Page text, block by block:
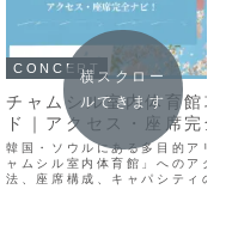
CONCERT
チャムシル室内体育館
ド｜アクセス・座席完
韓国・ソウルにある多目的アリ
ャムシル室内体育館」へのアク
法、座席構成、キャパシティの
横スクロー
ルできます